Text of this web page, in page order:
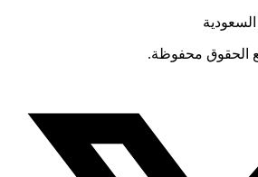
السعودية